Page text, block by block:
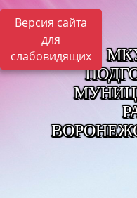
Версия сайта
для
слабовидящих